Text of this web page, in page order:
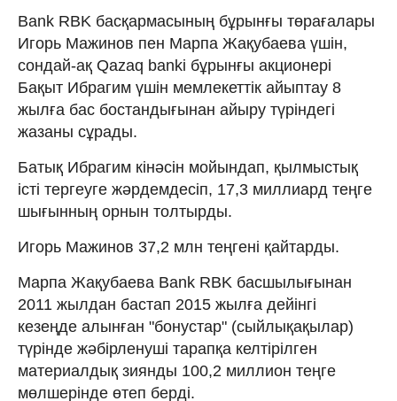
Bank RBK басқармасының бұрынғы төрағалары
Игорь Мажинов пен Марпа Жақубаева үшін,
сондай-ақ Qazaq banki бұрынғы акционері
Бақыт Ибрагим үшін мемлекеттік айыптау 8
жылға бас бостандығынан айыру түріндегі
жазаны сұрады.
Батық Ибрагим кінәсін мойындап, қылмыстық
істі тергеуге жәрдемдесіп, 17,3 миллиард теңге
шығынның орнын толтырды.
Игорь Мажинов 37,2 млн теңгені қайтарды.
Марпа Жақубаева Bank RBK басшылығынан
2011 жылдан бастап 2015 жылға дейінгі
кезеңде алынған "бонустар" (сыйлықақылар)
түрінде жәбірленуші тарапқа келтірілген
материалдық зиянды 100,2 миллион теңге
мөлшерінде өтеп берді.